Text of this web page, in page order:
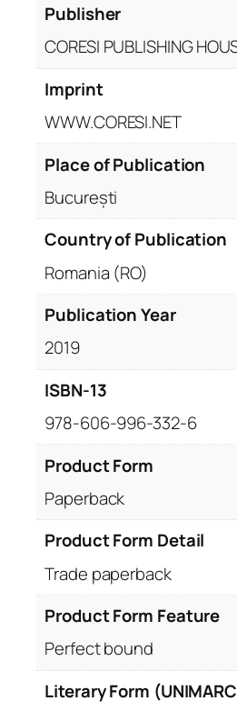
Publisher
CORESI PUBLISHING
Imprint
WWW.CORESI.NET
Place of Publication
București
Country of Publication
Romania (RO)
Publication Year
2019
ISBN-13
978-606-996-332-6
Product Form
Paperback
Product Form Detail
Trade paperback
Product Form Feature
Perfect bound
Literary Form